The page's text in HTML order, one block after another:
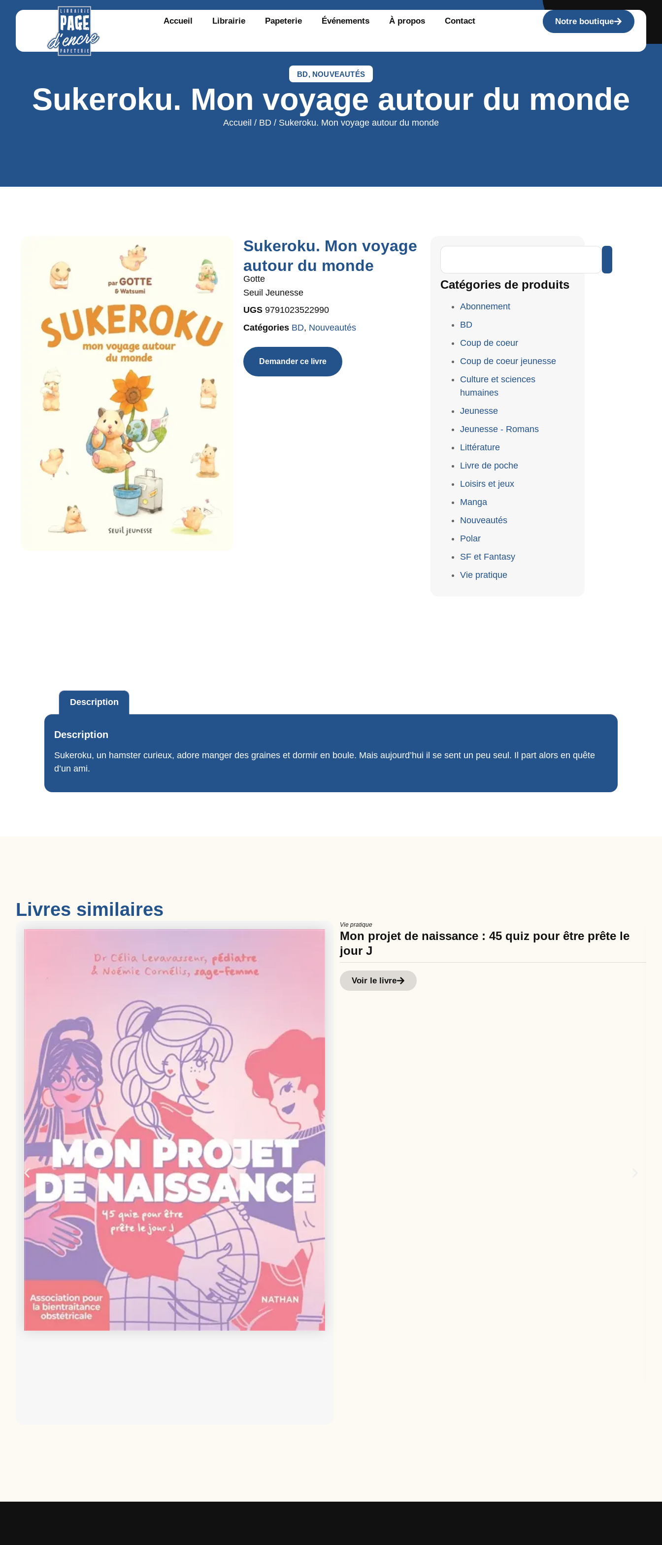
Accueil Librairie Papeterie Événements À propos Contact Notre boutique
BD, NOUVEAUTÉS
Sukeroku. Mon voyage autour du monde
Accueil / BD / Sukeroku. Mon voyage autour du monde
Sukeroku. Mon voyage
autour du monde
Gotte
Seuil Jeunesse
UGS 9791023522990
Catégories BD, Nouveautés
Demander ce livre
Catégories de produits
Abonnement
BD
Coup de coeur
Coup de coeur jeunesse
Culture et sciences
humaines
Jeunesse
Jeunesse - Romans
Littérature
Livre de poche
Loisirs et jeux
Manga
Nouveautés
Polar
SF et Fantasy
Vie pratique
Description
Description
Sukeroku, un hamster curieux, adore manger des graines et dormir en boule. Mais aujourd’hui il se sent un peu seul. Il part alors en quête
d’un ami.
Livres similaires
Vie pratique
Mon projet de naissance : 45 quiz pour être prête le
jour J
Voir le livre